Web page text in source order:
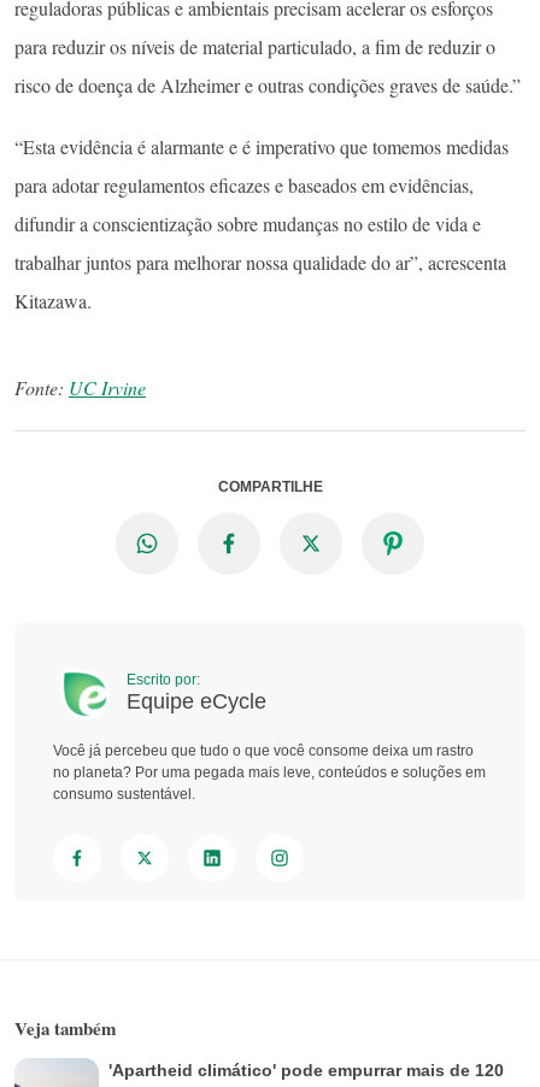
reguladoras públicas e ambientais precisam acelerar os esforços
para reduzir os níveis de material particulado, a fim de reduzir o
risco de doença de Alzheimer e outras condições graves de saúde.”
“Esta evidência é alarmante e é imperativo que tomemos medidas
para adotar regulamentos eficazes e baseados em evidências,
difundir a conscientização sobre mudanças no estilo de vida e
trabalhar juntos para melhorar nossa qualidade do ar”, acrescenta
Kitazawa.
Fonte: UC Irvine
COMPARTILHE
Escrito por:
Equipe eCycle
Você já percebeu que tudo o que você consome deixa um rastro
no planeta? Por uma pegada mais leve, conteúdos e soluções em
consumo sustentável.
Veja também
'Apartheid climático' pode empurrar mais de 120